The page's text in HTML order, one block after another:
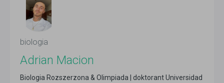
biologia
Adrian Macion
Biologia Rozszerzona & Olimpiada | doktorant Universidad